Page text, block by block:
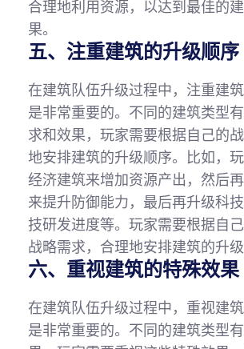
合理地利用资源，以达到最佳的
果。
五、注重建筑的升级顺序
在建筑队伍升级过程中，注重建
是非常重要的。不同的建筑类型
求和效果，玩家需要根据自己的
地安排建筑的升级顺序。比如，
经济建筑来增加资源产出，然后
来提升防御能力，最后再升级科
技研发进度等。玩家需要根据自
战略需求，合理地安排建筑的升级
六、重视建筑的特殊效果
在建筑队伍升级过程中，重视建
是非常重要的。不同的建筑类型